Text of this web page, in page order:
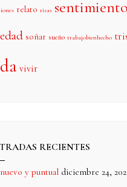
relato risas
soñar sueño trabajobienhecho
vivir
RECIENTES
y puntual diciembre 24,